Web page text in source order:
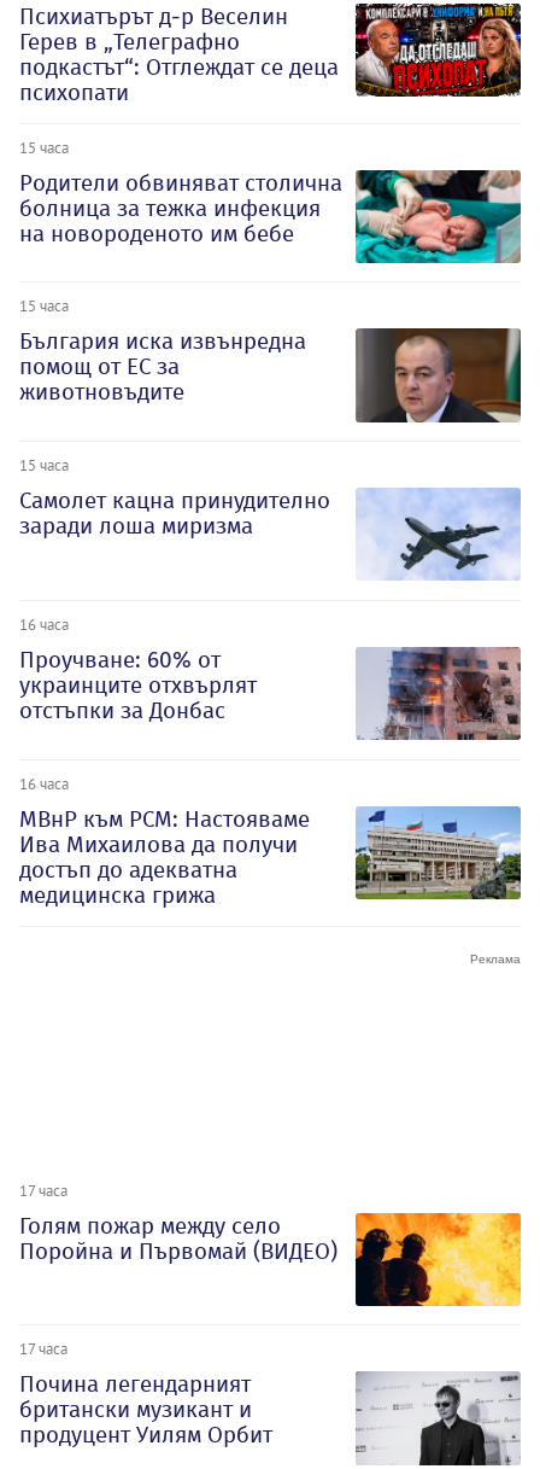
Психиатърът д-р Веселин
Герев в „Телеграфно
подкастът“: Отглеждат се деца
психопати
15 часа
Родители обвиняват столична
болница за тежка инфекция
на новороденото им бебе
15 часа
България иска извънредна
помощ от ЕС за
животновъдите
15 часа
Самолет кацна принудително
заради лоша миризма
16 часа
Проучване: 60% от
украинците отхвърлят
отстъпки за Донбас
16 часа
МВнР към РСМ: Настояваме
Ива Михаилова да получи
достъп до адекватна
медицинска грижа
17 часа
Голям пожар между село
Поройна и Първомай (ВИДЕО)
17 часа
Почина легендарният
британски музикант и
продуцент Уилям Орбит